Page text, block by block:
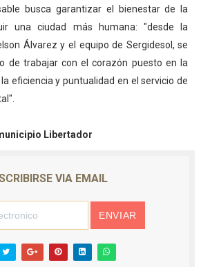
busca garantizar el bienestar de la
una ciudad más humana: "desde la
Álvarez y el equipo de Sergidesol, se
de trabajar con el corazón puesto en la
eficiencia y puntualidad en el servicio de
Libertador
VIA EMAIL